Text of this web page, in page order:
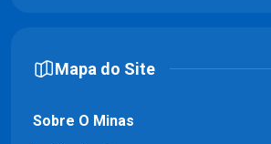
Mapa do Site
Sobre O Minas